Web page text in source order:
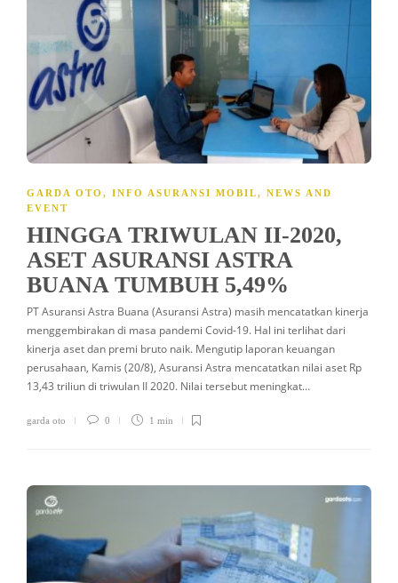
GARDA OTO , INFO ASURANSI MOBIL, NEWS AND
EVENT
HINGGA TRIWULAN II-2020,
ASET ASURANSI ASTRA
BUANA TUMBUH 5,49%
PT Asuransi Astra Buana (Asuransi Astra) masih mencatatkan kinerja
menggembirakan di masa pandemi Covid-19. Hal ini terlihat dari
kinerja aset dan premi bruto naik. Mengutip laporan keuangan
perusahaan, Kamis (20/8), Asuransi Astra mencatatkan nilai aset Rp
13,43 triliun di triwulan II 2020. Nilai tersebut meningkat…
garda oto 0 1 min